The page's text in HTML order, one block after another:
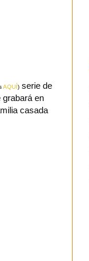
AQUÍ)serie de
en
casada